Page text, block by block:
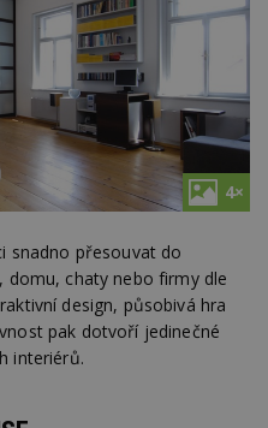
4×
snadno přesouvat do
domu, chaty nebo firmy dle
design, působivá hra
pak dotvoří jedinečné
interiérů.